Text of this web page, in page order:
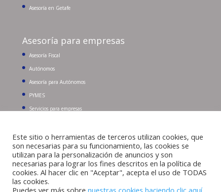
Asesoría en Getafe
Asesoría para empresas
Asesoría Fiscal
Autónomos
Asesoría para Autónomos
PYMES
Servicios para empresas
Buscar: Tel. 91 681 96 43
Este sitio o herramientas de terceros utilizan cookies, que
son necesarias para su funcionamiento, las cookies se
utilizan para la personalización de anuncios y son
necesarias para lograr los fines descritos en la política de
cookies. Al hacer clic en "Aceptar", acepta el uso de TODAS
las cookies.
Puedes ver más sobre nuestras cookies haciendo clic aquí